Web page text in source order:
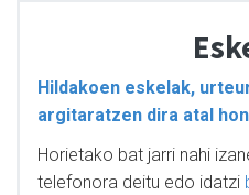
Hildakoen eskelak,
argitaratzen dira atal
Horietako bat jarri nahi
telefonora deitu edo idatzi